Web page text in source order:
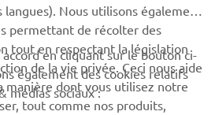
langues). Nous utilisons également
permettant de récolter des
tout en respectant la législation
de la vie privée. Ceci nous aide
manière dont vous utilisez notre
tout comme nos produits,
en cliquant sur le bouton ci-
également des cookies relatifs
médias sociaux :